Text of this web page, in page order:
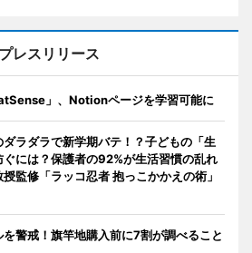
プレスリリース
」、Notionページを学習可能に
ダラダラで新学期バテ！？子どもの「生
には？保護者の92%が生活習慣の乱れ
監修「ラッコ忍者 抱っこかかえの術」
警戒！旗竿地購入前に7割が調べること